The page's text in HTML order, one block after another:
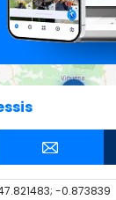
-0.873839